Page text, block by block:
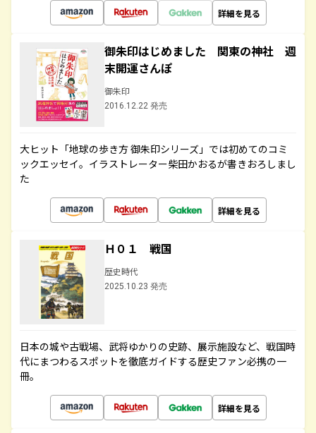
詳細を見る
御朱印はじめました 関東の神社 週
末開運さんぽ
御朱印
2016.12.22 発売
大ヒット「地球の歩き方 御朱印シリーズ」では初めてのコミ
ックエッセイ。イラストレーター柴田かおるが書きおろしまし
た
詳細を見る
Ｈ０１ 戦国
歴史時代
2025.10.23 発売
日本の城や古戦場、武将ゆかりの史跡、展示施設など、戦国時
代にまつわるスポットを徹底ガイドする歴史ファン必携の一
冊。
詳細を見る